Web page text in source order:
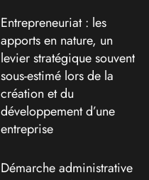
Entrepreneuriat : les
apports en nature, un
levier stratégique souvent
sous-estimé lors de la
création et du
développement d’une
entreprise
Démarche administrative